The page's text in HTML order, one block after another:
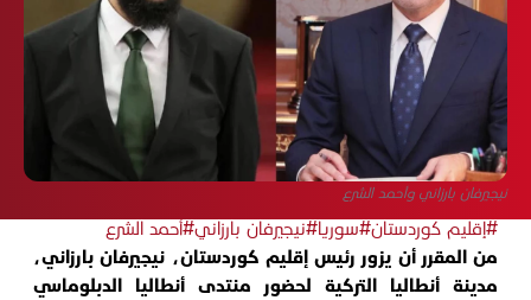
نيجيرفان بارزاني وأحمد الشرع
#إقليم كوردستان#سوريا#نيجيرفان بارزاني#أحمد الشرع
من المقرر أن يزور رئيس إقليم كوردستان، نيجيرفان بارزاني،
مدينة أنطاليا التركية لحضور منتدى أنطاليا الدبلوماسي